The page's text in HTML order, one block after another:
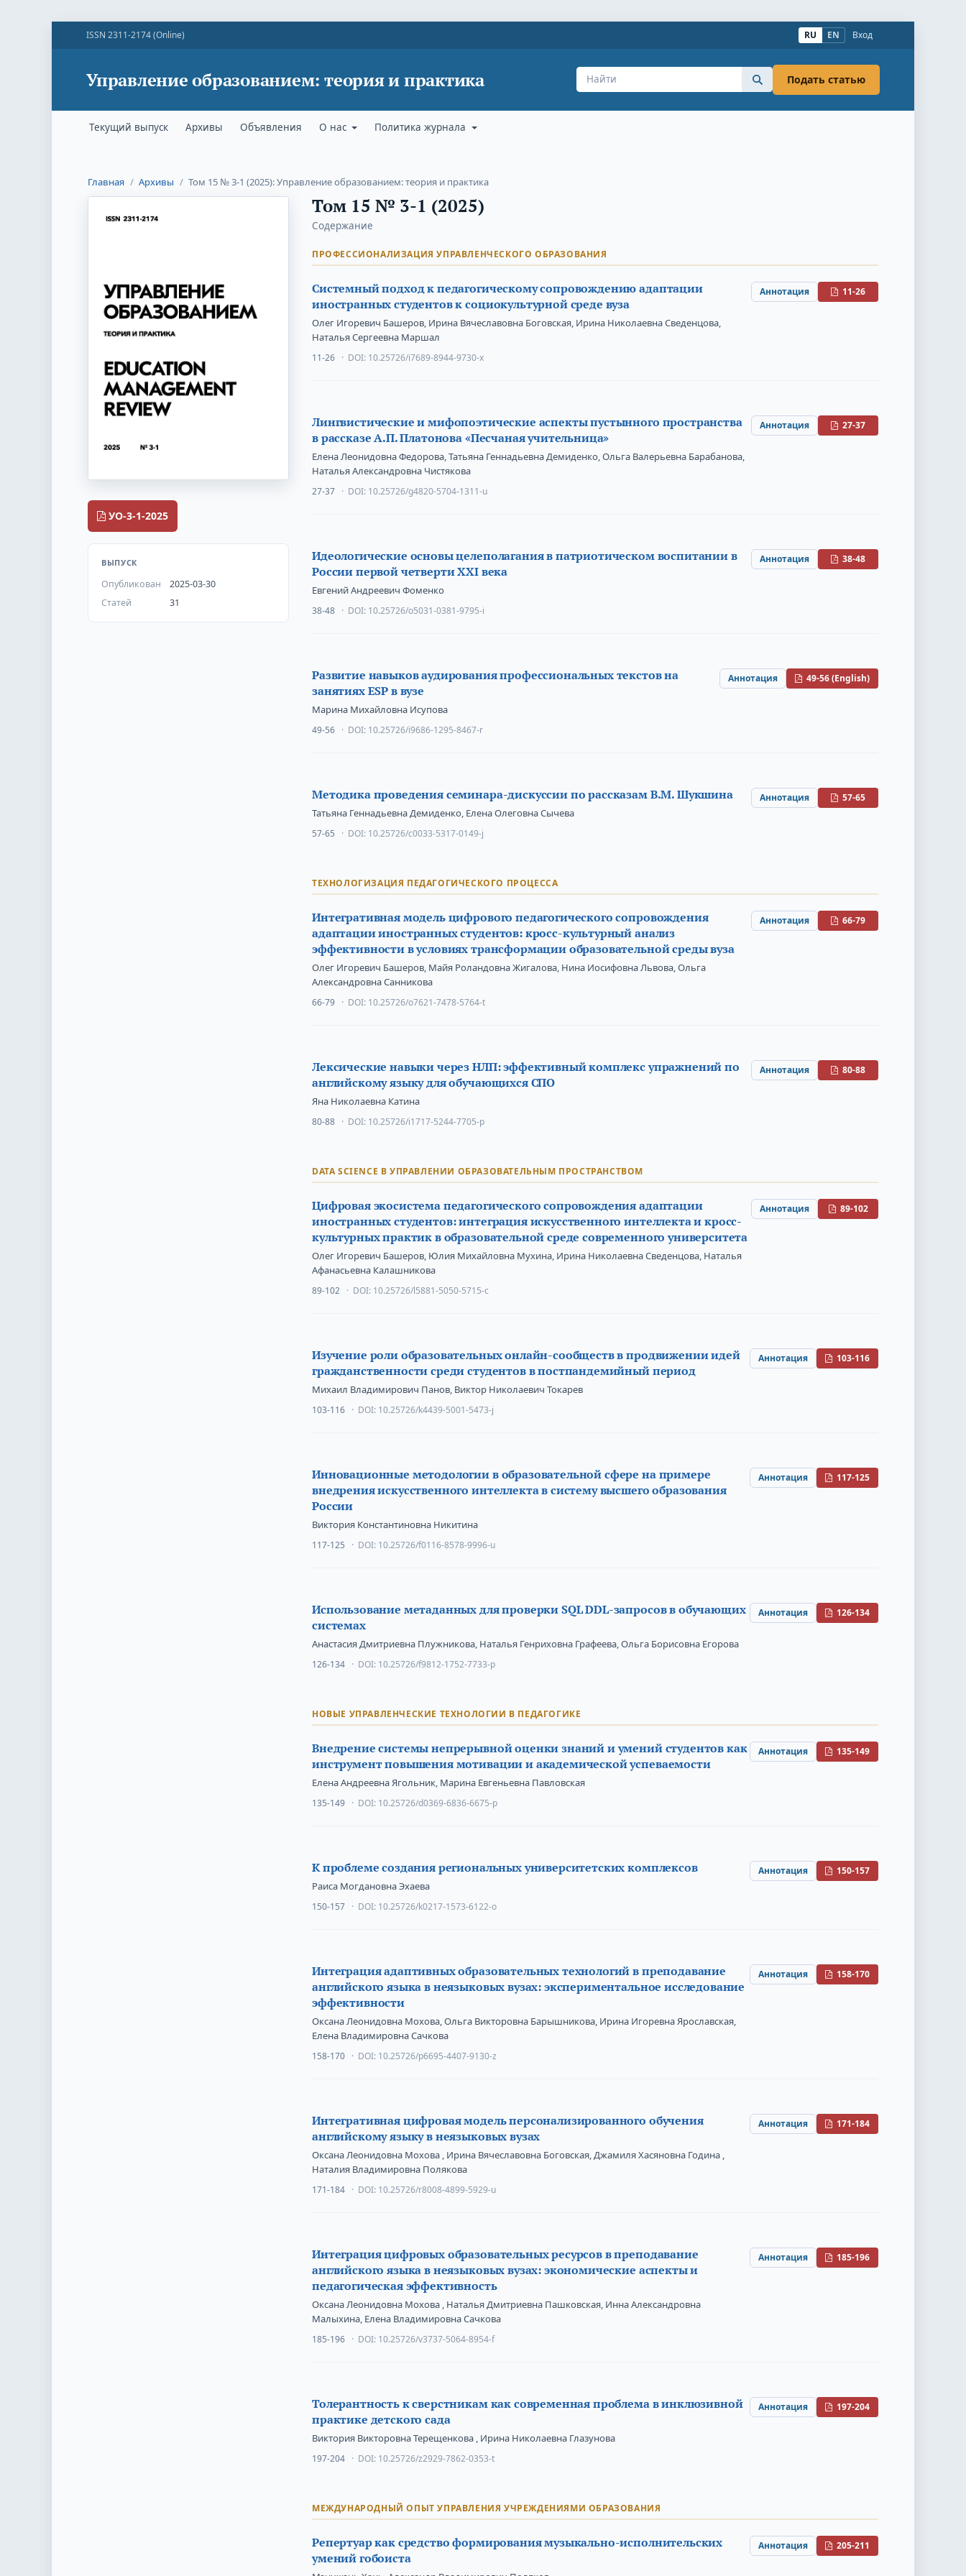
ISSN 2311-2174 (Online) RU EN Вход
Управление образованием: теория и практика Подать статью
Текущий выпуск Архивы Объявления О нас Политика журнала
Главная / Архивы / Том 15 № 3-1 (2025): Управление образованием: теория и практика
Весь выпуск
УО-3-1-2025
ВЫПУСК
Опубликован
2025-03-30
Статей
31
Том 15 № 3-1 (2025)
Содержание
ПРОФЕССИОНАЛИЗАЦИЯ УПРАВЛЕНЧЕСКОГО ОБРАЗОВАНИЯ
Системный подход к педагогическому сопровождению адаптации
иностранных студентов к социокультурной среде вуза
Олег Игоревич Башеров, Ирина Вячеславовна Боговская, Ирина Николаевна Сведенцова,
Наталья Сергеевна Маршал
11-26 DOI: 10.25726/i7689-8944-9730-x
Аннотация 11-26
Лингвистические и мифопоэтические аспекты пустынного пространства
в рассказе А.П. Платонова «Песчаная учительница»
Елена Леонидовна Федорова, Татьяна Геннадьевна Демиденко, Ольга Валерьевна Барабанова,
Наталья Александровна Чистякова
27-37 DOI: 10.25726/g4820-5704-1311-u
Аннотация 27-37
Идеологические основы целеполагания в патриотическом воспитании в
России первой четверти XXI века
Евгений Андреевич Фоменко
38-48 DOI: 10.25726/o5031-0381-9795-i
Аннотация 38-48
Развитие навыков аудирования профессиональных текстов на
занятиях ESP в вузе
Марина Михайловна Исупова
49-56 DOI: 10.25726/i9686-1295-8467-r
Аннотация 49-56 (English)
Методика проведения семинара-дискуссии по рассказам В.М. Шукшина
Татьяна Геннадьевна Демиденко, Елена Олеговна Сычева
57-65 DOI: 10.25726/c0033-5317-0149-j
Аннотация 57-65
ТЕХНОЛОГИЗАЦИЯ ПЕДАГОГИЧЕСКОГО ПРОЦЕССА
Интегративная модель цифрового педагогического сопровождения
адаптации иностранных студентов: кросс-культурный анализ
эффективности в условиях трансформации образовательной среды вуза
Олег Игоревич Башеров, Майя Роландовна Жигалова, Нина Иосифовна Львова, Ольга
Александровна Санникова
66-79 DOI: 10.25726/o7621-7478-5764-t
Аннотация 66-79
Лексические навыки через НЛП: эффективный комплекс упражнений по
английскому языку для обучающихся СПО
Яна Николаевна Катина
80-88 DOI: 10.25726/i1717-5244-7705-p
Аннотация 80-88
DATA SCIENCE В УПРАВЛЕНИИ ОБРАЗОВАТЕЛЬНЫМ ПРОСТРАНСТВОМ
Цифровая экосистема педагогического сопровождения адаптации
иностранных студентов: интеграция искусственного интеллекта и кросс-
культурных практик в образовательной среде современного университета
Олег Игоревич Башеров, Юлия Михайловна Мухина, Ирина Николаевна Сведенцова, Наталья
Афанасьевна Калашникова
89-102 DOI: 10.25726/l5881-5050-5715-c
Аннотация 89-102
Изучение роли образовательных онлайн-сообществ в продвижении идей
гражданственности среди студентов в постпандемийный период
Михаил Владимирович Панов, Виктор Николаевич Токарев
103-116 DOI: 10.25726/k4439-5001-5473-j
Аннотация 103-116
Инновационные методологии в образовательной сфере на примере
внедрения искусственного интеллекта в систему высшего образования
России
Виктория Константиновна Никитина
117-125 DOI: 10.25726/f0116-8578-9996-u
Аннотация 117-125
Использование метаданных для проверки SQL DDL-запросов в обучающих
системах
Анастасия Дмитриевна Плужникова, Наталья Генриховна Графеева, Ольга Борисовна Егорова
126-134 DOI: 10.25726/f9812-1752-7733-p
Аннотация 126-134
НОВЫЕ УПРАВЛЕНЧЕСКИЕ ТЕХНОЛОГИИ В ПЕДАГОГИКЕ
Внедрение системы непрерывной оценки знаний и умений студентов как
инструмент повышения мотивации и академической успеваемости
Елена Андреевна Ягольник, Марина Евгеньевна Павловская
135-149 DOI: 10.25726/d0369-6836-6675-p
Аннотация 135-149
К проблеме создания региональных университетских комплексов
Раиса Могдановна Эхаева
150-157 DOI: 10.25726/k0217-1573-6122-o
Аннотация 150-157
Интеграция адаптивных образовательных технологий в преподавание
английского языка в неязыковых вузах: экспериментальное исследование
эффективности
Оксана Леонидовна Мохова, Ольга Викторовна Барышникова, Ирина Игоревна Ярославская,
Елена Владимировна Сачкова
158-170 DOI: 10.25726/p6695-4407-9130-z
Аннотация 158-170
Интегративная цифровая модель персонализированного обучения
английскому языку в неязыковых вузах
Оксана Леонидовна Мохова , Ирина Вячеславовна Боговская, Джамиля Хасяновна Година ,
Наталия Владимировна Полякова
171-184 DOI: 10.25726/r8008-4899-5929-u
Аннотация 171-184
Интеграция цифровых образовательных ресурсов в преподавание
английского языка в неязыковых вузах: экономические аспекты и
педагогическая эффективность
Оксана Леонидовна Мохова , Наталья Дмитриевна Пашковская, Инна Александровна
Малыхина, Елена Владимировна Сачкова
185-196 DOI: 10.25726/v3737-5064-8954-f
Аннотация 185-196
Толерантность к сверстникам как современная проблема в инклюзивной
практике детского сада
Виктория Викторовна Терещенкова , Ирина Николаевна Глазунова
197-204 DOI: 10.25726/z2929-7862-0353-t
Аннотация 197-204
МЕЖДУНАРОДНЫЙ ОПЫТ УПРАВЛЕНИЯ УЧРЕЖДЕНИЯМИ ОБРАЗОВАНИЯ
Репертуар как средство формирования музыкально-исполнительских
умений гобоиста
Аннотация 205-211